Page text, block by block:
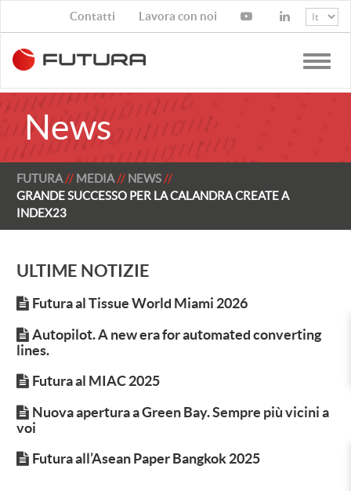
Contatti Lavora con noi
Toggle
News
FUTURA MEDIA
NEWS
GRANDE SUCCESSO PER LA CALANDRA CREATE A
INDEX23
ULTIME NOTIZIE
Futura al Tissue World Miami 2026
Autopilot. A new era for automated converting
lines.
Futura al MIAC 2025
Nuova apertura a Green Bay. Sempre più vicini a
voi
Futura all’Asean Paper Bangkok 2025